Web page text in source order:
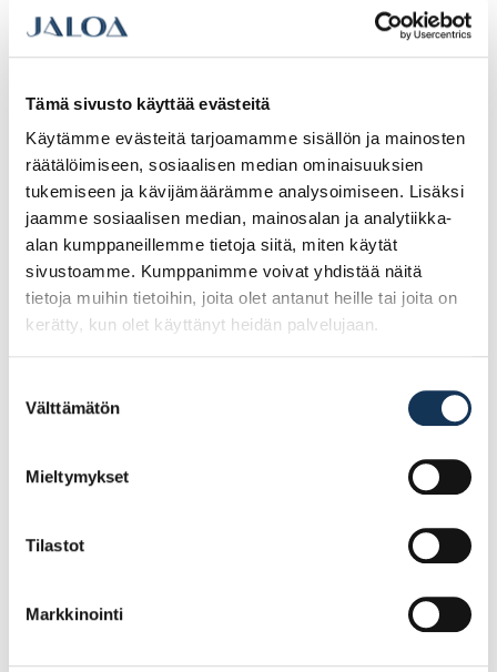
Tämä sivusto käyttää evästeitä
Käytämme evästeitä tarjoamamme sisällön ja mainosten
räätälöimiseen, sosiaalisen median ominaisuuksien
tukemiseen ja kävijämäärämme analysoimiseen. Lisäksi
jaamme sosiaalisen median, mainosalan ja analytiikka-
alan kumppaneillemme tietoja siitä, miten käytät
sivustoamme. Kumppanimme voivat yhdistää näitä
tietoja muihin tietoihin, joita olet antanut heille tai joita on
kerätty, kun olet käyttänyt heidän palvelujaan.
valinta
Välttämätön
Mieltymykset
Tilastot
Markkinointi
Tutustu myös
8.29€ /kpl(alv. 0%)
Lisää tilauskoriin